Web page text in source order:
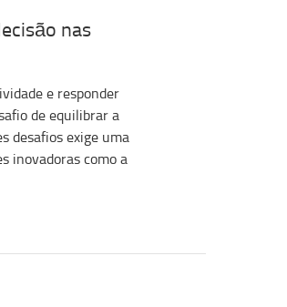
nas
e responder
de equilibrar a
desafios exige uma
inovadoras como a